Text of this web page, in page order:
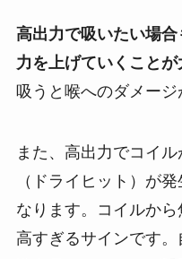
高出力で吸いたい場
力を上げていくことが
吸うと喉へのダメージ
また、高出力でコイ
（ドライヒット）が
なります。コイルか
高すぎるサインです